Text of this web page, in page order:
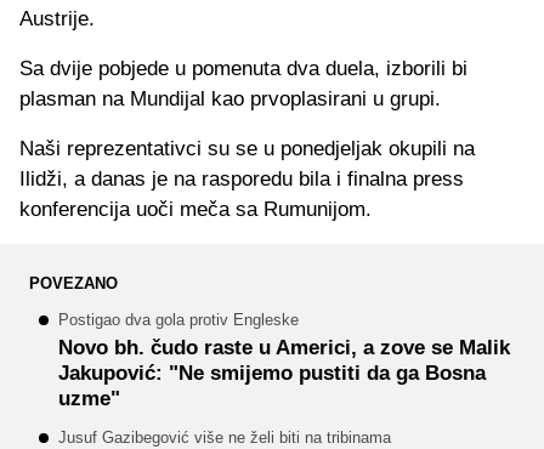
Austrije.
Sa dvije pobjede u pomenuta dva duela, izborili bi
plasman na Mundijal kao prvoplasirani u grupi.
Naši reprezentativci su se u ponedjeljak okupili na
Ilidži, a danas je na rasporedu bila i finalna press
konferencija uoči meča sa Rumunijom.
POVEZANO
Postigao dva gola protiv Engleske
Novo bh. čudo raste u Americi, a zove se Malik
Jakupović: "Ne smijemo pustiti da ga Bosna
uzme"
Jusuf Gazibegović više ne želi biti na tribinama